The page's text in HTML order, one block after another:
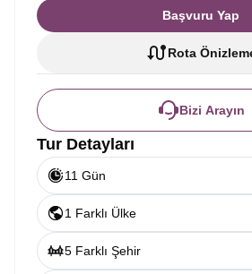
Başvuru Yap
Rota
Bizi Arayın
Tur Detayları
11 Gün
1 Farklı Ülke
5 Farklı Şehir